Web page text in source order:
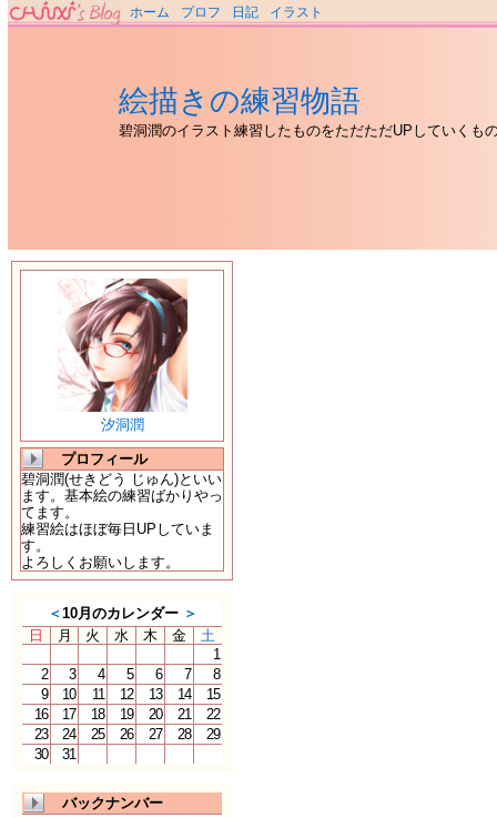
ホーム プロフ 日記 イラスト
絵描きの練習物語
碧洞潤のイラスト練習したものをただただUPしていくも
汐洞潤
プロフィール
碧洞潤(せきどう じゅん)といい
ます。基本絵の練習ばかりやっ
てます。
練習絵はほぼ毎日UPしていま
す。
よろしくお願いします。
＜10月のカレンダー ＞
日
月 火 水 木 金
土
1
2
3 4 5 6 7
8
9
10 11 12 13 14
15
16
17 18 19 20 21
22
23
24 25 26 27 28
29
30
31
バックナンバー